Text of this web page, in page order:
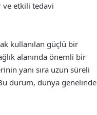
ve etkili tedavi
kullanılan güçlü bir
alanında önemli bir
yanı sıra uzun süreli
durum, dünya genelinde